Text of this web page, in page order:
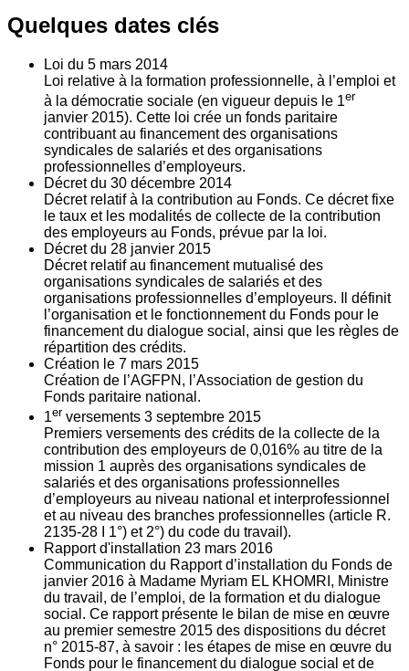
Quelques dates clés
Loi du 5 mars 2014
Loi relative à la formation professionnelle, à l’emploi et
à la démocratie sociale (en vigueur depuis le 1er
janvier 2015). Cette loi crée un fonds paritaire
contribuant au financement des organisations
syndicales de salariés et des organisations
professionnelles d’employeurs.
Décret du 30 décembre 2014
Décret relatif à la contribution au Fonds. Ce décret fixe
le taux et les modalités de collecte de la contribution
des employeurs au Fonds, prévue par la loi.
Décret du 28 janvier 2015
Décret relatif au financement mutualisé des
organisations syndicales de salariés et des
organisations professionnelles d’employeurs. Il définit
l’organisation et le fonctionnement du Fonds pour le
financement du dialogue social, ainsi que les règles de
répartition des crédits.
Création le 7 mars 2015
Création de l’AGFPN, l’Association de gestion du
Fonds paritaire national.
1er versements 3 septembre 2015
Premiers versements des crédits de la collecte de la
contribution des employeurs de 0,016% au titre de la
mission 1 auprès des organisations syndicales de
salariés et des organisations professionnelles
d’employeurs au niveau national et interprofessionnel
et au niveau des branches professionnelles (article R.
2135‐28 I 1°) et 2°) du code du travail).
Rapport d'installation 23 mars 2016
Communication du Rapport d’installation du Fonds de
janvier 2016 à Madame Myriam EL KHOMRI, Ministre
du travail, de l’emploi, de la formation et du dialogue
social. Ce rapport présente le bilan de mise en œuvre
au premier semestre 2015 des dispositions du décret
n° 2015-87, à savoir : les étapes de mise en œuvre du
Fonds pour le financement du dialogue social et de